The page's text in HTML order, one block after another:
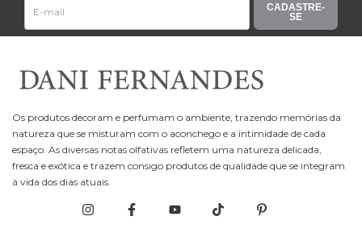
CADASTRE-
SE
Os produtos decoram e perfumam o ambiente, trazendo memórias da
natureza que se misturam com o aconchego e a intimidade de cada
espaço. As diversas notas olfativas refletem uma natureza delicada,
fresca e exótica e trazem consigo produtos de qualidade que se integram
à vida dos dias atuais.